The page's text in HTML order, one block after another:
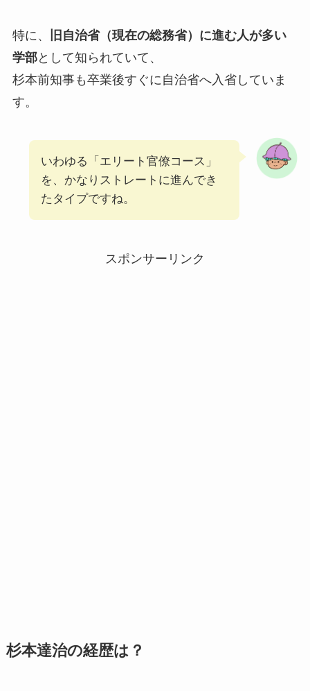
特に、
旧自治省（現在の総務省）に進む人が多い
学部として知られていて、
杉本前知事も卒業後すぐに自治省へ入省していま
す。
いわゆる「エリート官僚コース」
を、かなりストレートに進んでき
たタイプですね。
スポンサーリンク
杉本達治の経歴は？